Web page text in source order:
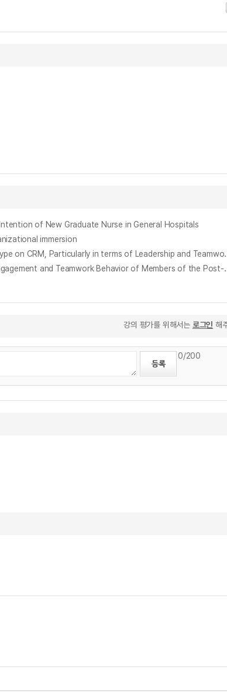
Intention of New Graduate Nurse in General Hospitals
immersion
민간항공 부기장의 팔로워십 유형이 CRM의 리더십과
포용적 리더십이 90후 세대 구성원의 직무열의와 팀워크 행동에 미치
강의 평가를 위해서는 로그인 해
0/200